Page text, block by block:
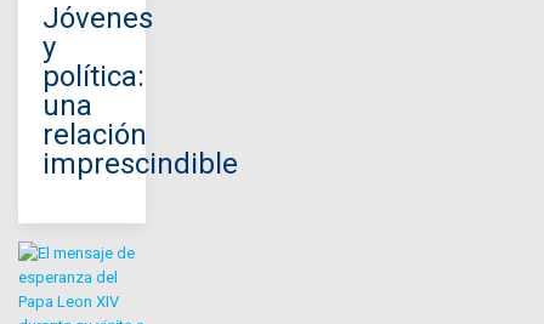
Jóvenes
y
política:
una
relación
imprescindible